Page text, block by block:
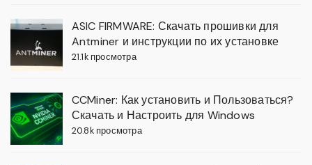
ASIC FIRMWARE: Скачать прошивки для
Antminer и инструкции по их установке
21.1k просмотра
CCMiner: Как установить и Пользоваться?
Скачать и Настроить для Windows
20.8k просмотра